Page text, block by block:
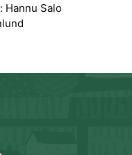
Hannu Salo